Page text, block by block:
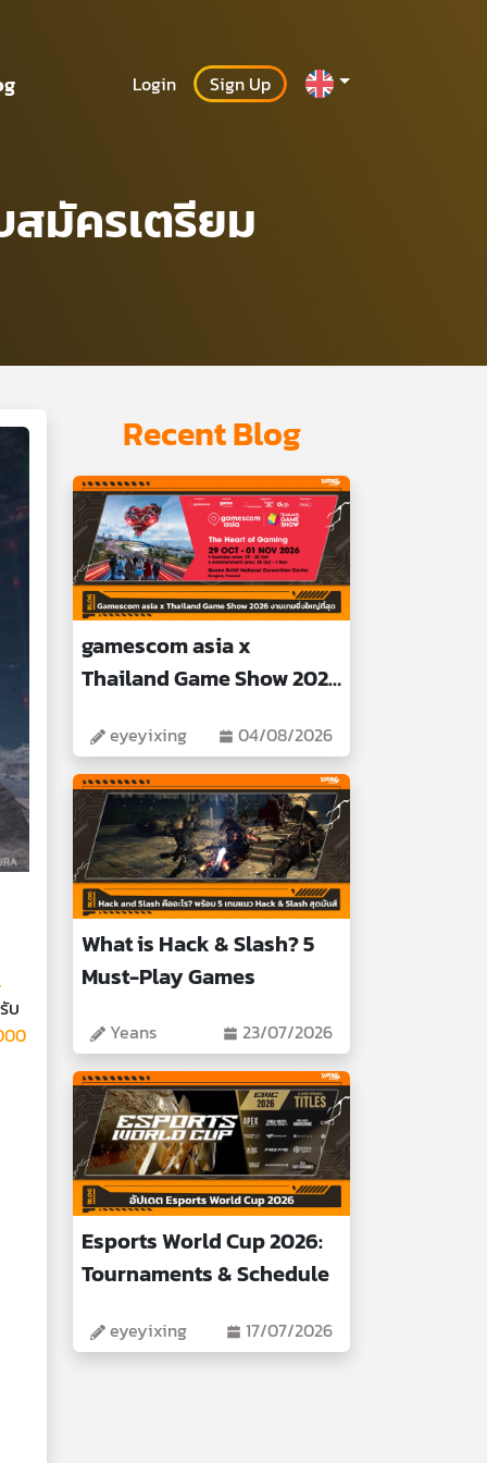
Login Sign Up
สมัครเตรียม
บ
Recent Blog
gamescom asia x
Thailand Game Show 2026
eyeyixing 04/08/2026
What is Hack & Slash? 5
Must-Play Games
Yeans 23/07/2026
Esports World Cup 2026:
Tournaments & Schedule
eyeyixing 17/07/2026